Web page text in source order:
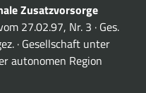
Zusatzvorsorge
27.02.97, Nr. 3 · Ges.
· Gesellschaft unter
autonomen Region